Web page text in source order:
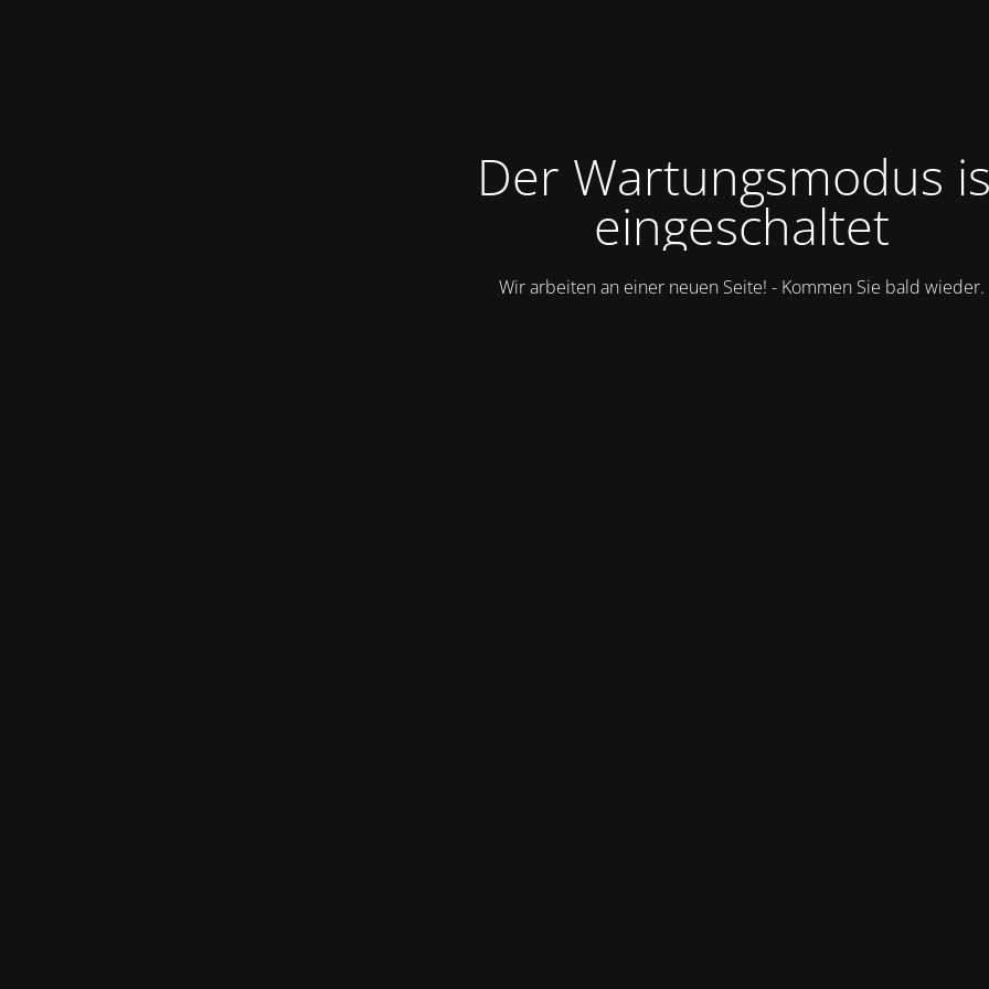
Der Wartungsmodus
eingeschaltet
Wir arbeiten an einer neuen Seite! - Kommen Sie bald wieder.